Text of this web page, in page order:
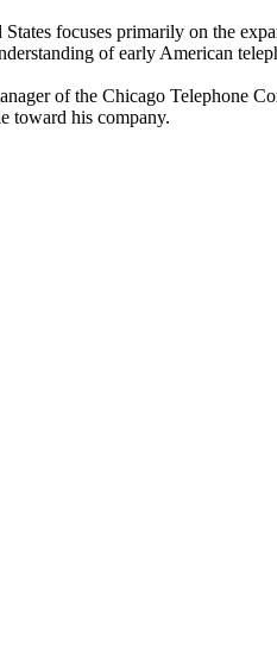
focuses primarily on the
of early American
of the Chicago Telephone
toward his company.